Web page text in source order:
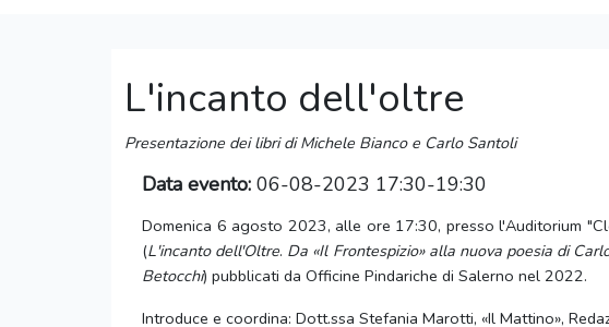
L'incanto dell'oltre
Presentazione dei libri di Michele Bianco e Carlo Santoli
Data evento: 06-08-2023 17:30-19:30
Domenica 6 agosto 2023, alle ore 17:30, presso l'Auditorium
(L'incanto dell'Oltre. Da «Il Frontespizio» alla nuova poesia di
Betocchi) pubblicati da Officine Pindariche di Salerno nel 2022.
Introduce e coordina: Dott.ssa Stefania Marotti, «Il Mattino»,